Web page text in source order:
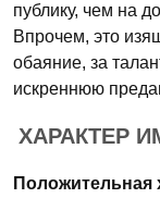
публику, чем на
Впрочем, это
обаяние, за
искреннюю
ХАРАКТЕР
Положительная